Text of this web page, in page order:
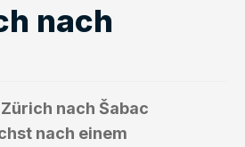
nach
nach Šabac
nach einem